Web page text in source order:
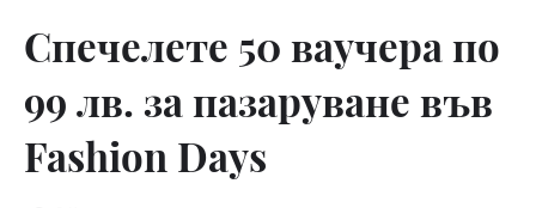
Спечелете 50 ваучера по
99 лв. за пазаруване във
Fashion Days